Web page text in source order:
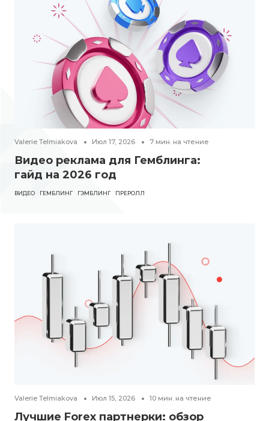
Valerie Telmiakova Июл 17, 2026 7 мин. на чтение
Видео реклама для Гемблинга:
гайд на 2026 год
ВИДЕО ГЕМБЛИНГ ГЭМБЛИНГ ПРЕРОЛЛ
Valerie Telmiakova Июл 15, 2026 10 мин. на чтение
Лучшие Forex партнерки: обзор